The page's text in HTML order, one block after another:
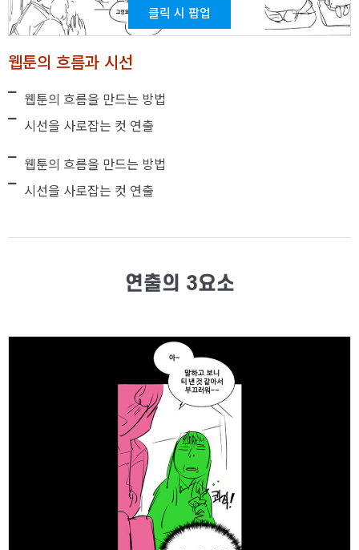
클릭 시 팝업
웹툰의 흐름과 시선
웹툰의 흐름을 만드는 방법
시선을 사로잡는 컷 연출
웹툰의 흐름을 만드는 방법
시선을 사로잡는 컷 연출
연출의 3요소